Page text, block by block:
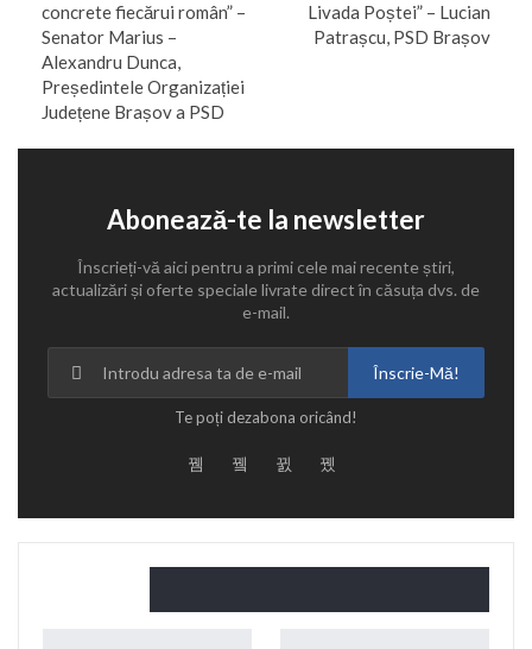
concrete fiecărui român” –
Senator Marius –
Alexandru Dunca,
Președintele Organizației
Județene Brașov a PSD
Livada Poștei” – Lucian
Patrașcu, PSD Brașov
Abonează-te la newsletter
Înscrieți-vă aici pentru a primi cele mai recente știri,
actualizări și oferte speciale livrate direct în căsuța dvs. de
e-mail.
Înscrie-Mă!
Te poți dezabona oricând!